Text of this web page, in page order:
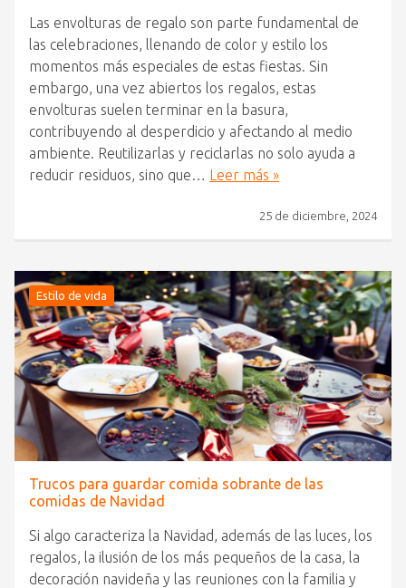
Las envolturas de regalo son parte fundamental de
las celebraciones, llenando de color y estilo los
momentos más especiales de estas fiestas. Sin
embargo, una vez abiertos los regalos, estas
envolturas suelen terminar en la basura,
contribuyendo al desperdicio y afectando al medio
ambiente. Reutilizarlas y reciclarlas no solo ayuda a
reducir residuos, sino que… Leer más »
25 de diciembre, 2024
Estilo de vida
Trucos para guardar comida sobrante de las
comidas de Navidad
Si algo caracteriza la Navidad, además de las luces, los
regalos, la ilusión de los más pequeños de la casa, la
decoración navideña y las reuniones con la familia y